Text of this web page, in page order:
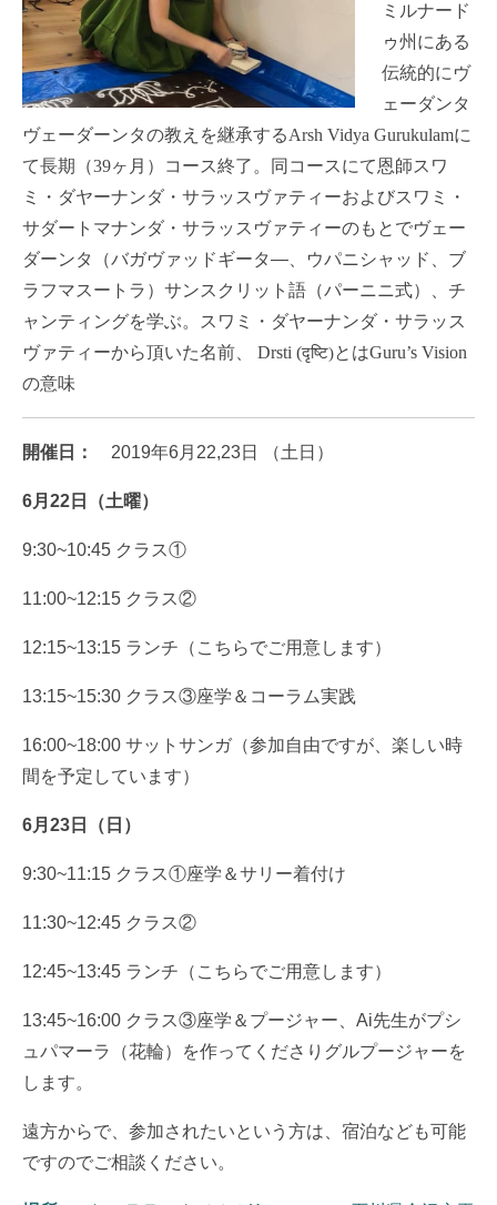
ミルナード
ゥ州にある
伝統的にヴ
ェーダンタ
ヴェーダーンタの教 えを継承するArsh Vidya Gurukulamに
て長期（39ヶ月）コース終了。
同コースにて恩師スワ
ミ・ダヤーナンダ・ サラッスヴァティーおよびスワミ・
サダートマナンダ・ サラッスヴァティーのもとでヴェー
ダーンタ（バガヴァッドギータ―、ウパニシャッド、ブ
ラフマスートラ）サンスクリット語（パーニニ式）、チ
ャンティングを学ぶ。スワミ・ダヤーナンダ・ サラッス
ヴァティーから頂いた名前、 Drsti (दृष्टि)とはGuru’s Vision
の意味
開催日： 2019年6月22,23日 （土日）
6月22日（土曜）
9:30~10:45 クラス①
11:00~12:15 クラス②
12:15~13:15 ランチ（こちらでご用意します）
13:15~15:30 クラス③座学＆コーラム実践
16:00~18:00 サットサンガ（参加自由ですが、楽しい時
間を予定しています）
6月23日（日）
9:30~11:15 クラス①座学＆サリー着付け
11:30~12:45 クラス②
12:45~13:45 ランチ（こちらでご用意します）
13:45~16:00 クラス③座学＆プージャー、Ai先生がプシ
ュパマーラ（花輪）を作ってくださりグルプージャーを
します。
遠方からで、参加されたいという方は、宿泊なども可能
ですのでご相談ください。